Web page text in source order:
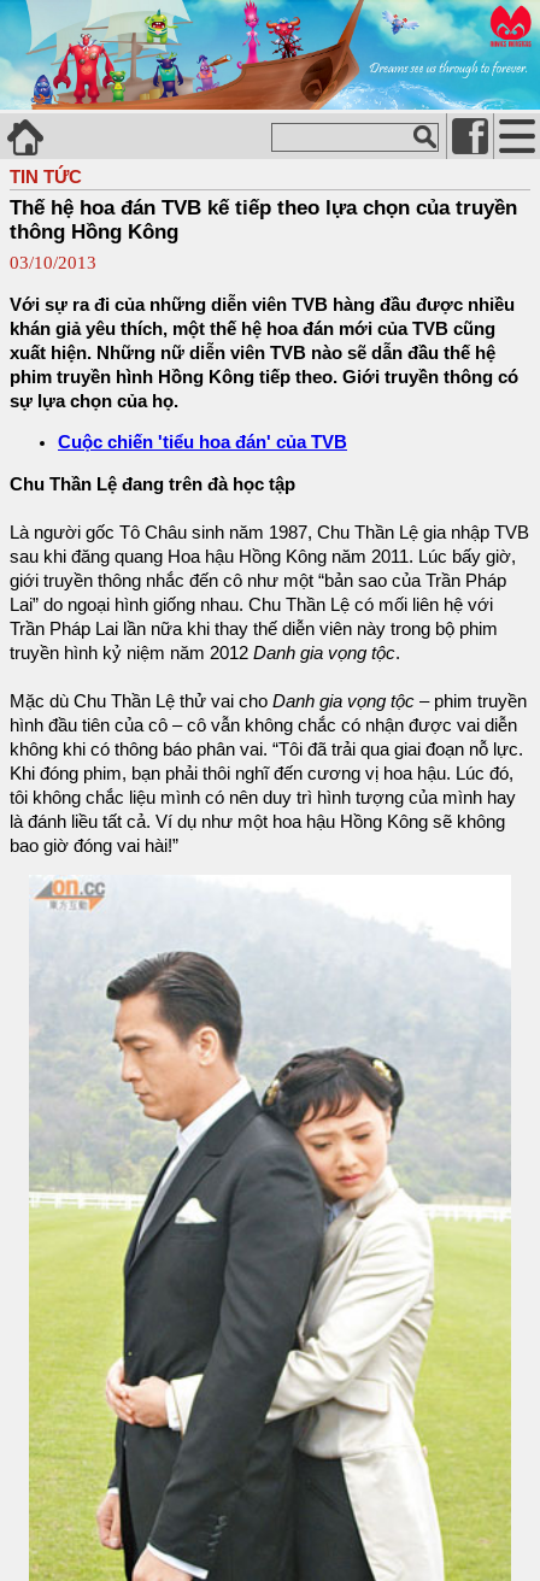
TIN TỨC
Thế hệ hoa đán TVB kế tiếp theo lựa chọn của truyền
thông Hồng Kông
03/10/2013
Với sự ra đi của những diễn viên TVB hàng đầu được nhiều
khán giả yêu thích, một thế hệ hoa đán mới của TVB cũng
xuất hiện. Những nữ diễn viên TVB nào sẽ dẫn đầu thế hệ
phim truyền hình Hồng Kông tiếp theo. Giới truyền thông có
sự lựa chọn của họ.
Cuộc chiến 'tiểu hoa đán' của TVB
Chu Thần Lệ đang trên đà học tập
Là người gốc Tô Châu sinh năm 1987, Chu Thần Lệ gia nhập TVB
sau khi đăng quang Hoa hậu Hồng Kông năm 2011. Lúc bấy giờ,
giới truyền thông nhắc đến cô như một “bản sao của Trần Pháp
Lai” do ngoại hình giống nhau. Chu Thần Lệ có mối liên hệ với
Trần Pháp Lai lần nữa khi thay thế diễn viên này trong bộ phim
truyền hình kỷ niệm năm 2012 Danh gia vọng tộc.
Mặc dù Chu Thần Lệ thử vai cho Danh gia vọng tộc – phim truyền
hình đầu tiên của cô – cô vẫn không chắc có nhận được vai diễn
không khi có thông báo phân vai. “Tôi đã trải qua giai đoạn nỗ lực.
Khi đóng phim, bạn phải thôi nghĩ đến cương vị hoa hậu. Lúc đó,
tôi không chắc liệu mình có nên duy trì hình tượng của mình hay
là đánh liều tất cả. Ví dụ như một hoa hậu Hồng Kông sẽ không
bao giờ đóng vai hài!”